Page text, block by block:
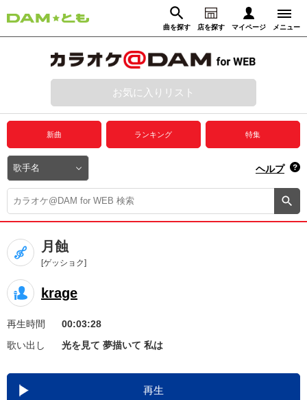
曲を探す 店を探す マイページ メニュー
動画からさがす 録音からさがす
ログイン
プレミアムサービス
DAM★とも動画
DAM★とも録音
カラオケ＠DAM
ユーザー検索
キャンペーン
お知らせ よくあるご質問
DAMの新曲・ランキングなど
カラオケ最新情報をチェック！
お気に入りリスト
新曲 ランキング 特集
ヘルプ
月蝕
[ゲッショク]
krage
再生時間
00:03:28
歌い出し
光を見て 夢描いて 私は
再生